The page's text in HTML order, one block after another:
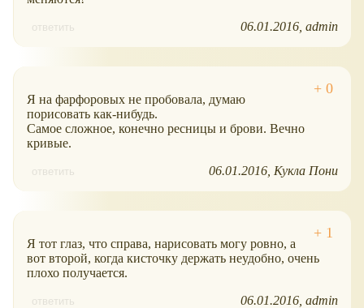
ответить 06.01.2016 admin
Я на фарфоровых не пробовала, думаю
порисовать как-нибудь.
Самое сложное, конечно ресницы и брови. Вечно
кривые.
ответить 06.01.2016 Кукла Пони
Я тот глаз, что справа, нарисовать могу ровно, а
вот второй, когда кисточку держать неудобно, очень
плохо получается.
ответить 06.01.2016 admin